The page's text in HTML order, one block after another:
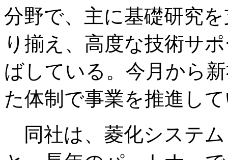
分野で、主に基礎研究
り揃え、高度な技術サ
ばしている。今月から
た体制で事業を推進し
同社は、菱化システ